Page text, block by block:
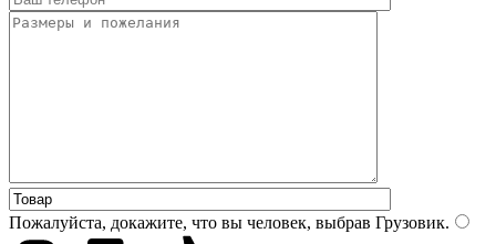
Пожалуйста, докажите, что вы человек, выбрав Грузовик.